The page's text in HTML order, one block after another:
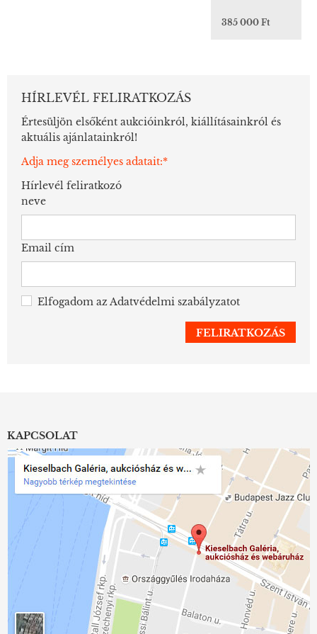
385 000 Ft
HÍRLEVÉL FELIRATKOZÁS
Értesüljön elsőként aukcióinkról, kiállításainkról és
aktuális ajánlatainkról!
Adja meg személyes adatait:*
Hírlevél feliratkozó
neve
Email cím
Elfogadom azAdatvédelmi szabályzatot
KAPCSOLAT